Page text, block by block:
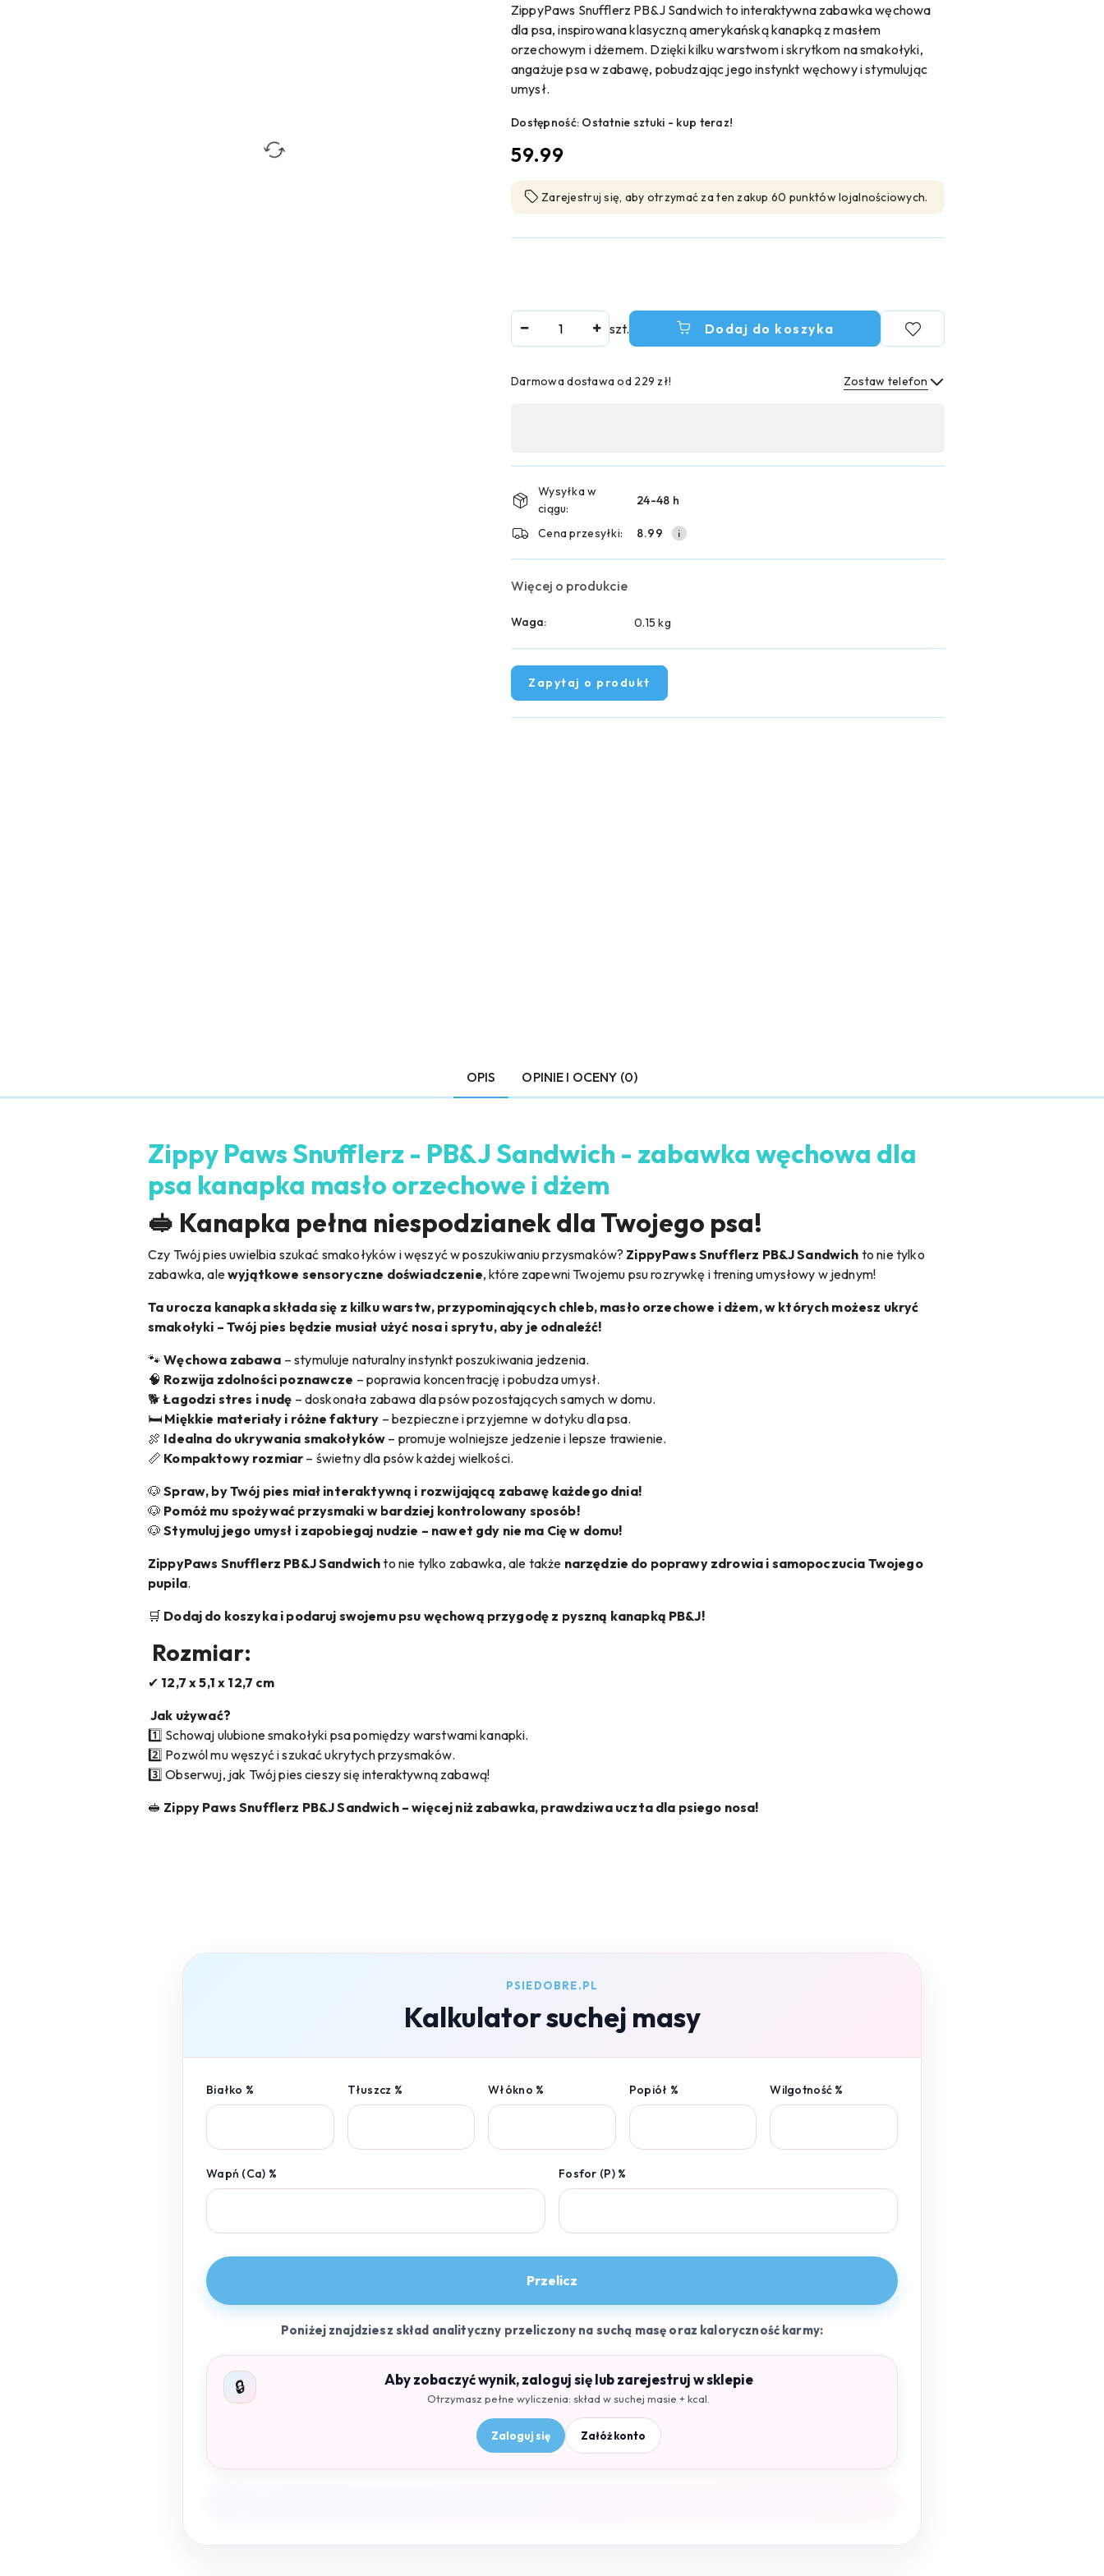
ZippyPaws Snufflerz PB&J Sandwich to interaktywna zabawka węchowa
dla psa, inspirowana klasyczną amerykańską kanapką z masłem
orzechowym i dżemem. Dzięki kilku warstwom i skrytkom na smakołyki,
angażuje psa w zabawę, pobudzając jego instynkt węchowy i stymulując
umysł.
Dostępność: Ostatnie sztuki - kup teraz!
cena:
59.99
Zarejestruj się, aby otrzymać za ten zakup 60 punktów lojalnościowych.
szt. Dodaj do koszyka
Darmowa dostawa od 229 zł! Zostaw telefon
płatność
i
dostawa
Wysyłka w
ciągu:
24-48 h
Cena przesyłki: 8.99
Więcej o produkcie
Waga: 0.15 kg
Zapytaj o produkt
OPIS OPINIE I OCENY (0)
Zippy Paws Snufflerz - PB&J Sandwich - zabawka węchowa dla
psa kanapka masło orzechowe i dżem
🥪 Kanapka pełna niespodzianek dla Twojego psa!
Czy Twój pies uwielbia szukać smakołyków i węszyć w poszukiwaniu przysmaków? ZippyPaws Snufflerz PB&J Sandwich to nie tylko
zabawka, alewyjątkowe sensoryczne doświadczenie, które zapewni Twojemu psu rozrywkę i trening umysłowy w jednym!
Ta urocza kanapka składa się z kilku warstw, przypominających chleb, masło orzechowe i dżem, w których możesz ukryć
smakołyki – Twój pies będzie musiał użyć nosa i sprytu, aby je odnaleźć!
🐾Węchowa zabawa – stymuluje naturalny instynkt poszukiwania jedzenia.
🧠 Rozwija zdolności poznawcze – poprawia koncentrację i pobudza umysł.
🐕Łagodzi stres i nudę – doskonała zabawa dla psów pozostających samych w domu.
🛏️ Miękkie materiały i różne faktury – bezpieczne i przyjemne w dotyku dla psa.
🍖 Idealna do ukrywania smakołyków – promuje wolniejsze jedzenie i lepsze trawienie.
📏 Kompaktowy rozmiar – świetny dla psów każdej wielkości.
🐶Spraw, by Twój pies miał interaktywną i rozwijającą zabawę każdego dnia!
🐶 Pomóż mu spożywać przysmaki w bardziej kontrolowany sposób!
🐶Stymuluj jego umysł i zapobiegaj nudzie – nawet gdy nie ma Cię w domu!
ZippyPaws Snufflerz PB&J Sandwichto nie tylko zabawka, ale także narzędzie do poprawy zdrowia i samopoczucia Twojego
pupila.
🛒 Dodaj do koszyka i podaruj swojemu psu węchową przygodę z pyszną kanapką PB&J!
Rozmiar:
✔ 12,7 x 5,1 x 12,7 cm
Jak używać?
1️⃣ Schowaj ulubione smakołyki psa pomiędzy warstwami kanapki.
2️⃣ Pozwól mu węszyć i szukać ukrytych przysmaków.
3️⃣ Obserwuj, jak Twój pies cieszy się interaktywną zabawą!
🥪 Zippy Paws Snufflerz PB&J Sandwich – więcej niż zabawka, prawdziwa uczta dla psiego nosa!
PSIEDOBRE.PL
Kalkulator suchej masy
Białko % Tłuszcz % Włókno % Popiół % Wilgotność %
Wapń (Ca) % Fosfor (P) %
Przelicz
Poniżej znajdziesz skład analityczny przeliczony na suchą masę oraz kaloryczność karmy:
🔒 Aby zobaczyć wynik, zaloguj się lub zarejestruj w sklepie
Otrzymasz pełne wyliczenia: skład w suchej masie + kcal.
Zaloguj się Załóż konto